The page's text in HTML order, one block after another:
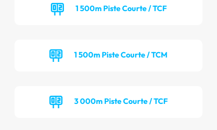
1 500m Piste Courte / TCF
1 500m Piste Courte / TCM
3 000m Piste Courte / TCF